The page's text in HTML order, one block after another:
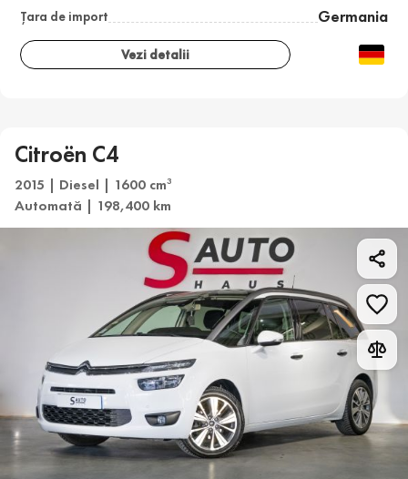
Țara de import Germania
Vezi detalii
Citroën C4
2015 | Diesel | 1600 cm3
Automată | 198,400 km